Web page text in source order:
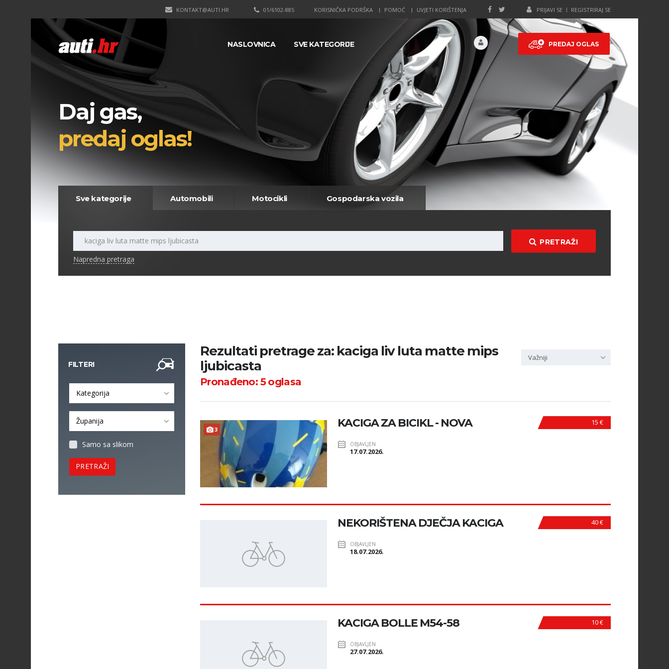
PRIJAVI SE REGISTRIRAJ SE
KORISNIČKA PODRŠKA POMOĆ UVJETI KORIŠTENJA
01/6102-885
KONTAKT@AUTI.HR
PREDAJ OGLAS
NASLOVNICA SVE KATEGORIJE
Daj gas,
predaj oglas!
Sve kategorije Automobili Motocikli Gospodarska vozila
PRETRAŽI
Napredna pretraga
FILTERI
Kategorija
Županija
Samo sa slikom
PRETRAŽI
Rezultati pretrage za: kaciga liv luta matte mips
ljubicasta
Pronađeno:5oglasa
Važniji
3
15 €
KACIGA ZA BICIKL - NOVA
OBJAVLJEN
17.07.2026.
40 €
NEKORIŠTENA DJEČJA KACIGA
OBJAVLJEN
18.07.2026.
10 €
KACIGA BOLLE M54-58
OBJAVLJEN
27.07.2026.